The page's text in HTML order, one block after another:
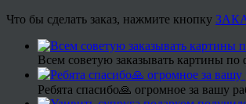
Что бы сделать заказ, нажмите кнопку
Всем советую заказывать картины по
Ребята спасибо🙏 огромное за вашу